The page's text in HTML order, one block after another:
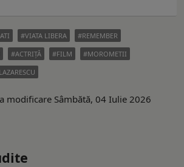
VIATA LIBERA
REMEMBER
ACTRIŢĂ FILM
MOROMETII
modificare Sâmbătă, 04 Iulie 2026